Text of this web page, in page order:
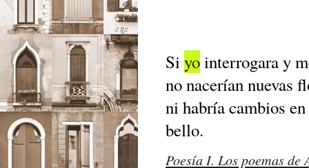
Siyointerrogara y
no nacerían nuevas
ni habría cambios
bello.
Poesía I. Los poemas